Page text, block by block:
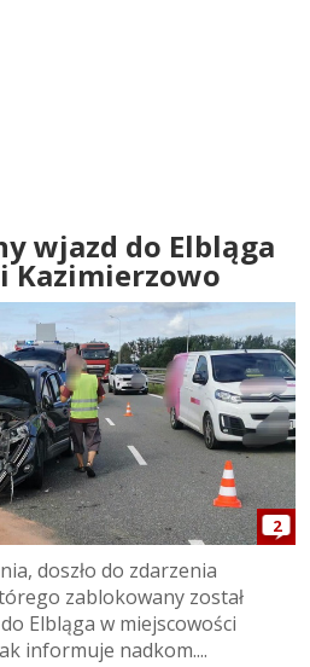
wjazd do Elbląga
Kazimierzowo
2
doszło do zdarzenia
zablokowany został
Elbląga w miejscowości
informuje nadkom....